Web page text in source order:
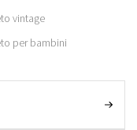
vintage
per bambini